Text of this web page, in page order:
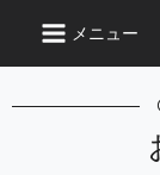
メニュー